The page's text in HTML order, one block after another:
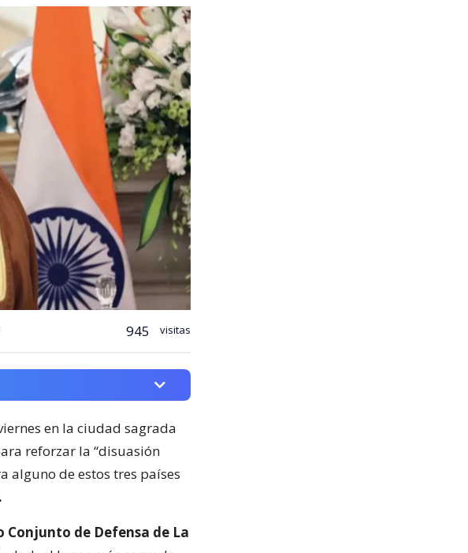
945 visitas
en la ciudad sagrada
reforzar la “disuasión
alguno de estos tres países
Conjunto de Defensa de La